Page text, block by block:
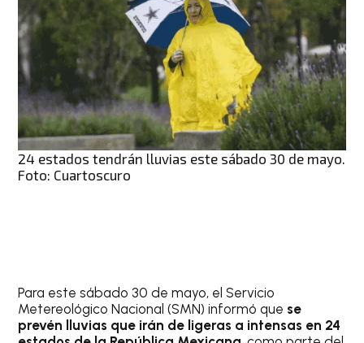
24 estados tendrán lluvias este sábado 30 de mayo.
Foto: Cuartoscuro
Para este sábado 30 de mayo, el Servicio
Metereológico Nacional (SMN) informó que se
prevén lluvias que irán de ligeras a intensas en 24